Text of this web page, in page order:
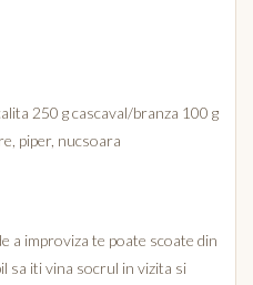
250 g cascaval/branza 100 g
piper, nucsoara
a improviza te poate scoate din
sa iti vina socrul in vizita si